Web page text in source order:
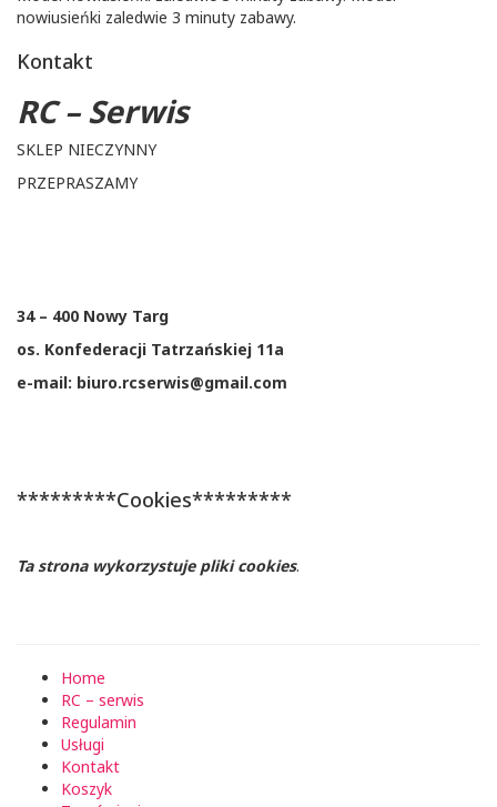
nowiusieńki zaledwie 3 minuty zabawy.
Kontakt
RC – Serwis
SKLEP NIECZYNNY
PRZEPRASZAMY
34 – 400 Nowy Targ
os. Konfederacji Tatrzańskiej 11a
e-mail: biuro.rcserwis@gmail.com
*********Cookies*********
Ta strona wykorzystuje pliki cookies.
Home
RC – serwis
Regulamin
Usługi
Kontakt
Koszyk